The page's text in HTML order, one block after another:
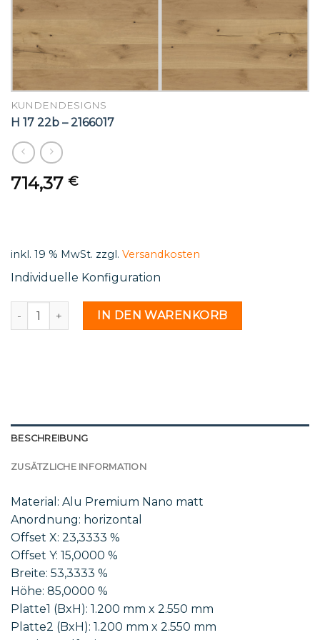
KUNDENDESIGNS
H 17 22b – 2166017
714,37 €
inkl. 19 % MwSt. zzgl. Versandkosten
Individuelle Konfiguration
H 17 22b - 2166017 MengeIN DEN WARENKORB
BESCHREIBUNG
ZUSÄTZLICHE INFORMATION
Material: Alu Premium Nano matt
Anordnung: horizontal
Offset X: 23,3333 %
Offset Y: 15,0000 %
Breite: 53,3333 %
Höhe: 85,0000 %
Platte1 (BxH): 1.200 mm x 2.550 mm
Platte2 (BxH): 1.200 mm x 2.550 mm